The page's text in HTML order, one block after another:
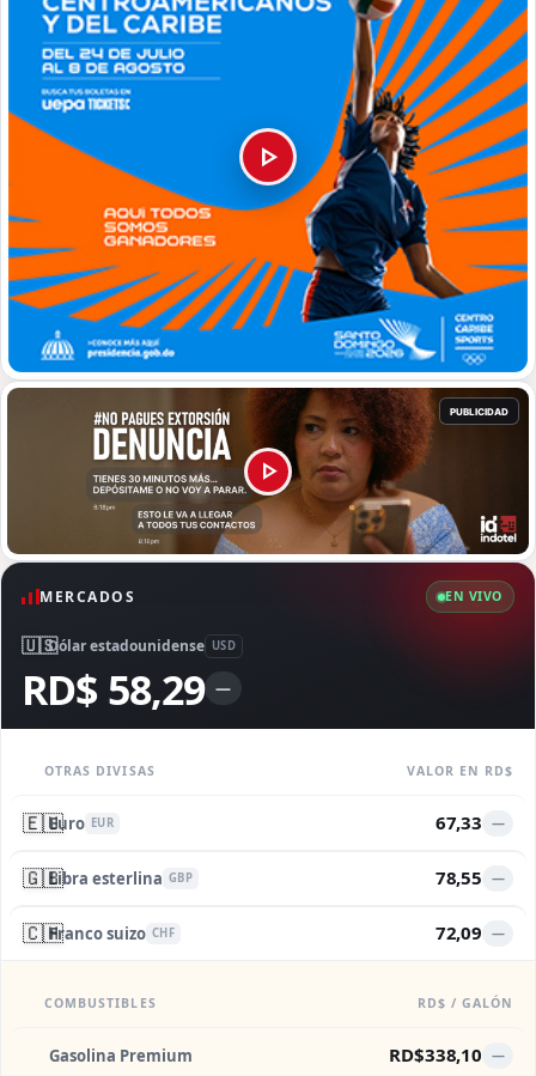
MERCADOS EN VIVO
🇺🇸Dólar estadounidense USD
RD$ 58,29 —
OTRAS DIVISAS VALOR EN RD$
🇪🇺Euro EUR 67,33 —
🇬🇧Libra esterlina GBP 78,55 —
🇨🇭Franco suizo CHF 72,09 —
COMBUSTIBLES RD$ / GALÓN
Gasolina Premium RD$338,10 —